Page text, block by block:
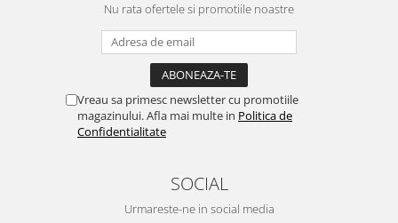
Nu rata ofertele si promotiile noastre
Vreau sa primesc newsletter cu promotiile
magazinului. Afla mai multe in Politica de
Confidentialitate
SOCIAL
Urmareste-ne in social media